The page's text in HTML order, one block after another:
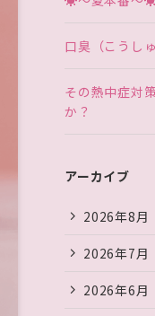
口臭（こうし
その熱中症対
か？
アーカイブ
2026年8月
2026年7月
2026年6月